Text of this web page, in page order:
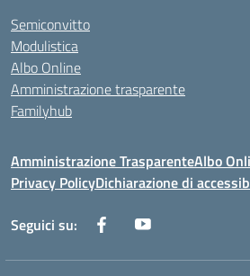
Semiconvitto
Modulistica
Albo Online
Amministrazione trasparente
Familyhub
Amministrazione TrasparenteAlbo
Privacy PolicyDichiarazione di
Seguici su: